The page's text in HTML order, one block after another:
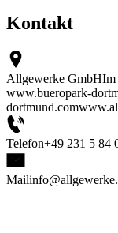
Kontakt
Allgewerke GmbHIm
www.bueropark-
dortmund.com
Telefon+49 231 5 84
Mail